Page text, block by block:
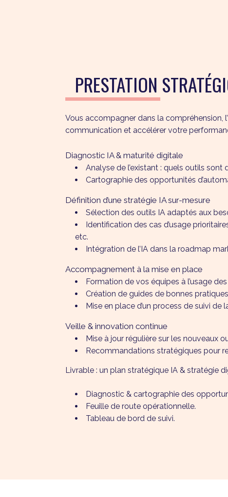
PRESTATION
Vous accompagner dans la compréhension,
communication et accélérer votre
Diagnostic IA & maturité digitale
Analyse de l’existant : quels outils
Cartographie des opportunités
Définition d’une stratégie IA sur-mesure
Sélection des outils IA adaptés aux
Identification des cas d’usage
etc.
Intégration de l’IA dans la roadmap
Accompagnement à la mise en place
Formation de vos équipes à l’usage
Création de guides de bonnes
Mise en place d’un process de suivi
Veille & innovation continue
Mise à jour régulière sur les nouveaux
Recommandations stratégiques pour
Livrable : un plan stratégique IA & stratégie
Diagnostic & cartographie des
Feuille de route opérationnelle.
Tableau de bord de suivi.